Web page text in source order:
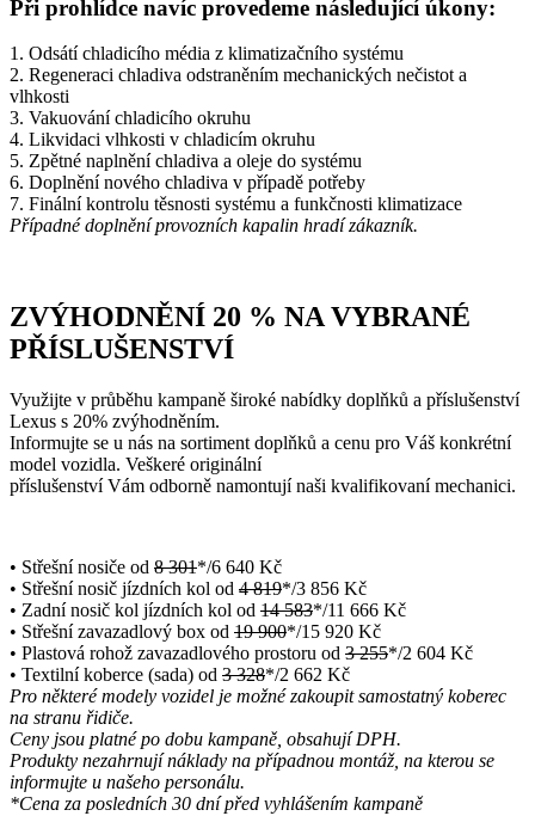
Při prohlídce navíc provedeme následující úkony:
1. Odsátí chladicího média z klimatizačního systému
2. Regeneraci chladiva odstraněním mechanických nečistot a
vlhkosti
3. Vakuování chladicího okruhu
4. Likvidaci vlhkosti v chladicím okruhu
5. Zpětné naplnění chladiva a oleje do systému
6. Doplnění nového chladiva v případě potřeby
7. Finální kontrolu těsnosti systému a funkčnosti klimatizace
Případné doplnění provozních kapalin hradí zákazník.
ZVÝHODNĚNÍ 20 % NA VYBRANÉ
PŘÍSLUŠENSTVÍ
Využijte v průběhu kampaně široké nabídky doplňků a příslušenství
Lexus s 20% zvýhodněním.
Informujte se u nás na sortiment doplňků a cenu pro Váš konkrétní
model vozidla. Veškeré originální
příslušenství Vám odborně namontují naši kvalifikovaní mechanici.
• Střešní nosiče od 8 301*/6 640 Kč
• Střešní nosič jízdních kol od 4 819*/3 856 Kč
• Zadní nosič kol jízdních kol od 14 583*/11 666 Kč
• Střešní zavazadlový box od 19 900*/15 920 Kč
• Plastová rohož zavazadlového prostoru od 3 255*/2 604 Kč
• Textilní koberce (sada) od 3 328*/2 662 Kč
Pro některé modely vozidel je možné zakoupit samostatný koberec
na stranu řidiče.
Ceny jsou platné po dobu kampaně, obsahují DPH.
Produkty nezahrnují náklady na případnou montáž, na kterou se
informujte u našeho personálu.
*Cena za posledních 30 dní před vyhlášením kampaně